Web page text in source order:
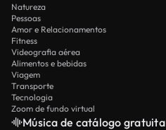
Natureza
Pessoas
Amor e Relacionamentos
Fitness
Videografia aérea
Alimentos e bebidas
Viagem
Transporte
Tecnologia
Zoom de fundo virtual
Música de catálogo gratuita